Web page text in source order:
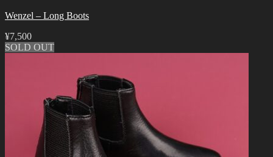
Wenzel – Long Boots
¥7,500
SOLD OUT